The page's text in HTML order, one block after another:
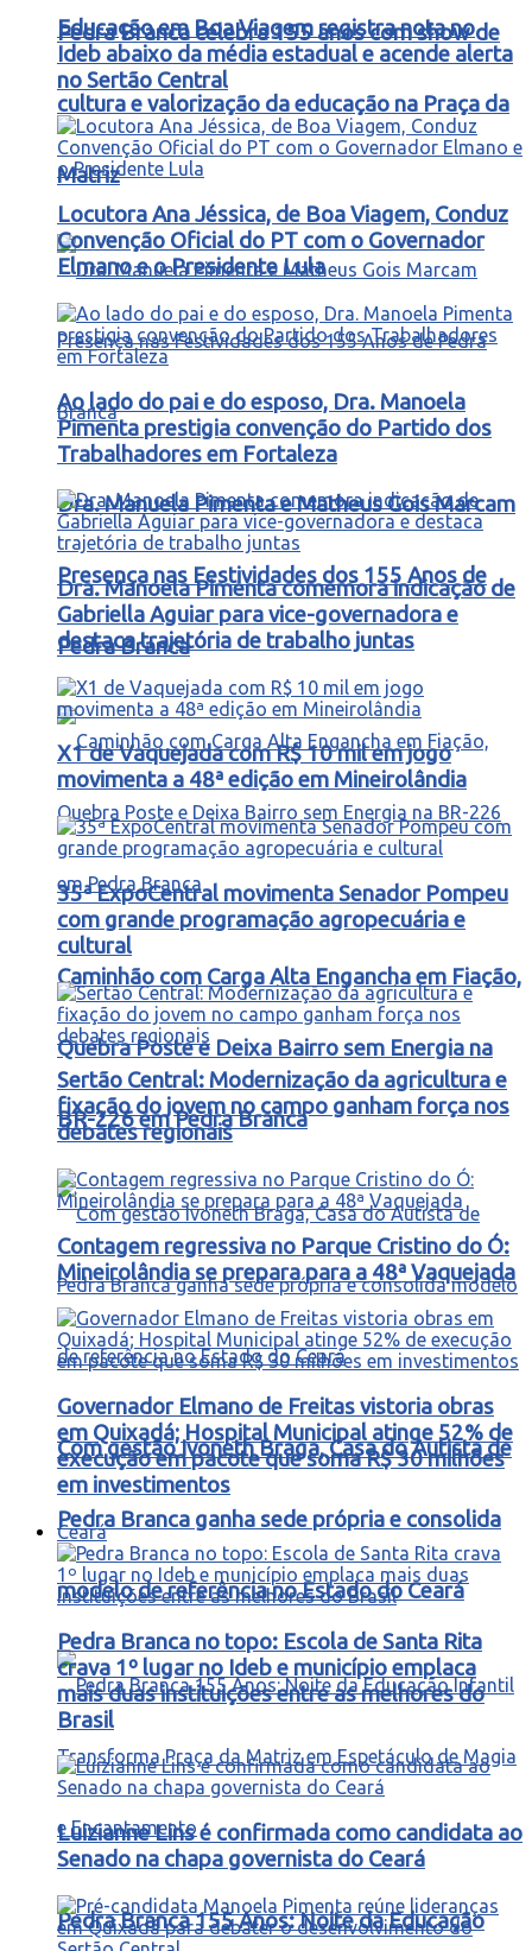
Pedra Branca celebra 155 anos com show de
cultura e valorização da educação na Praça da
Matriz
Dra. Manuela Pimenta e Matheus Gois Marcam
Presença nas Festividades dos 155 Anos de
Pedra Branca
Caminhão com Carga Alta Engancha em Fiação,
Quebra Poste e Deixa Bairro sem Energia na
BR-226 em Pedra Branca
Com gestão Ivoneth Braga, Casa do Autista de
Pedra Branca ganha sede própria e consolida
modelo de referência no Estado do Ceará
Pedra Branca 155 Anos: Noite da Educação
Educação em Boa Viagem registra nota no
Ideb abaixo da média estadual e acende alerta
no Sertão Central
Locutora Ana Jéssica, de Boa Viagem, Conduz
Convenção Oficial do PT com o Governador
Elmano e o Presidente Lula
Ao lado do pai e do esposo, Dra. Manoela
Pimenta prestigia convenção do Partido dos
Trabalhadores em Fortaleza
Dra. Manoela Pimenta comemora indicação de
Gabriella Aguiar para vice-governadora e
destaca trajetória de trabalho juntas
X1 de Vaquejada com R$ 10 mil em jogo
movimenta a 48ª edição em Mineirolândia
35ª ExpoCentral movimenta Senador Pompeu
com grande programação agropecuária e
cultural
Sertão Central: Modernização da agricultura e
fixação do jovem no campo ganham força nos
debates regionais
Contagem regressiva no Parque Cristino do Ó:
Mineirolândia se prepara para a 48ª Vaquejada
Governador Elmano de Freitas vistoria obras
em Quixadá; Hospital Municipal atinge 52% de
execução em pacote que soma R$ 30 milhões
em investimentos
Ceará
Pedra Branca no topo: Escola de Santa Rita
crava 1º lugar no Ideb e município emplaca
mais duas instituições entre as melhores do
Brasil
Luizianne Lins é confirmada como candidata ao
Senado na chapa governista do Ceará